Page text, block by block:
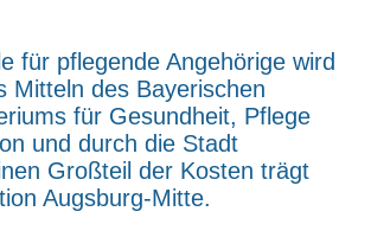
für pflegende Angehörige wird
Mitteln des Bayerischen
für Gesundheit, Pflege
und durch die Stadt
Großteil der Kosten trägt
Augsburg-Mitte.